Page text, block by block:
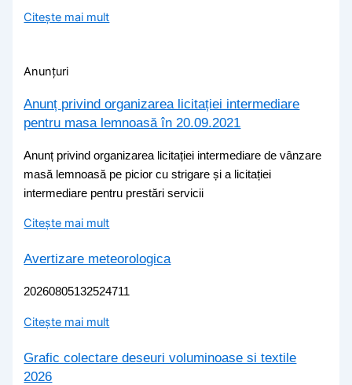
Citește mai mult
Anunțuri
Anunț privind organizarea licitației intermediare
pentru masa lemnoasă în 20.09.2021
Anunț privind organizarea licitației intermediare de vânzare
masă lemnoasă pe picior cu strigare și a licitației
intermediare pentru prestări servicii
Citește mai mult
Avertizare meteorologica
20260805132524711
Citește mai mult
Grafic colectare deseuri voluminoase si textile
2026